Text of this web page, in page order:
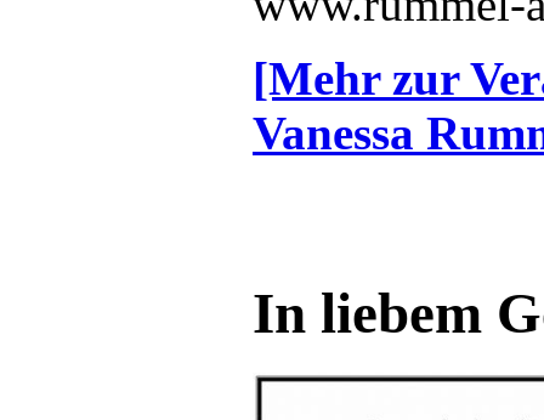
[Mehr zur
Vanessa
In liebem